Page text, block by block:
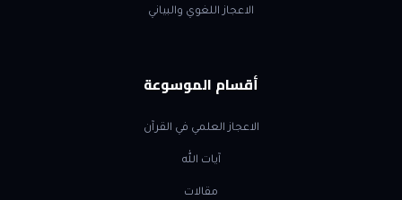
الاعجاز اللغوي والبياني
أقسام الموسوعة
الاعجاز العلمي في القرآن
آيات الله
مقالات